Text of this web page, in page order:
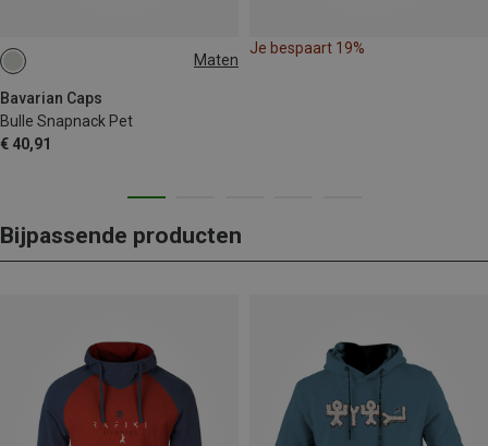
Maten
Bavarian Caps
Bulle Snapnack Pet
€ 40,91
ONE SIZE
Je bespaart 19%
Bijpassende producten